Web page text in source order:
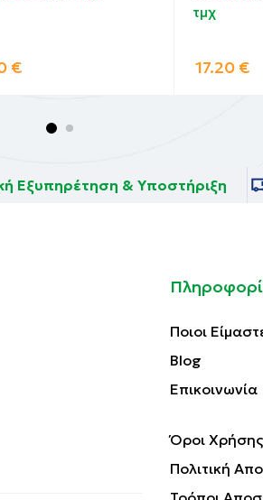
€
τμχ
17.20 €
Εξυπηρέτηση & Υποστήριξη
Ποιοι
Blog
Επικοινωνία
Όροι Χρήσης
Πολιτική